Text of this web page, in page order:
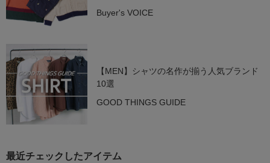
Buyer's VOICE
【MEN】シャツの名作が揃う人気ブランド
10選
GOOD THINGS GUIDE
最近チェックしたアイテム